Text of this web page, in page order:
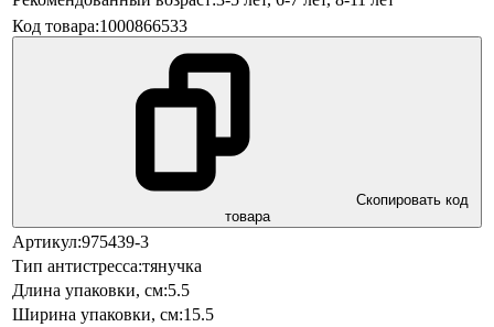
Код товара:1000866533
Скопировать код
товара
Артикул:975439-3
Тип антистресса:тянучка
Длина упаковки, см:5.5
Ширина упаковки, см:15.5